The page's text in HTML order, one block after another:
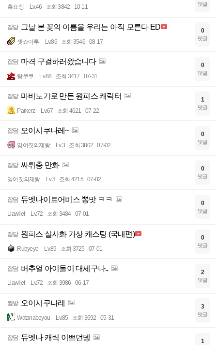
흑요정 Lv.46 조회 3842 10-11 댓글
잡담 그날 본 꽃의 이름을 우리는 아직 모른다 ED
셋쇼마루 Lv.86 조회 3546 08-17
0
댓글
잡담 마격 구걸하러왔습니다
탕쿠쿠 Lv.88 조회 3417 07-31
0
댓글
잡담 마비노기로 만든 원피스 캐릭터
Parkerz Lv.67 조회 4621 07-22
1
댓글
잡담 오이시쿠나레~
잉여짓의제왕 Lv.3 조회 3802 07-02
0
댓글
잡담 싸튀충 만화
잉여짓의제왕 Lv.3 조회 4215 07-02
0
댓글
잡담 듀엣나이트어비스 뽕맛 ㅋㅋ
Llawliet Lv.72 조회 3484 07-01
0
댓글
잡담 원피스 실사화 가상 캐스팅 (국내편)
Rubyeye Lv.89 조회 3725 07-01
0
댓글
잡담 버추얼 아이돌이 대세구나..
Llawliet Lv.72 조회 3986 06-17
2
댓글
짤방 오이시쿠나레
Watanabeyou Lv.85 조회 3692 05-31
3
댓글
잡담 듀엣나 캐릭 이쁘던뎅 1